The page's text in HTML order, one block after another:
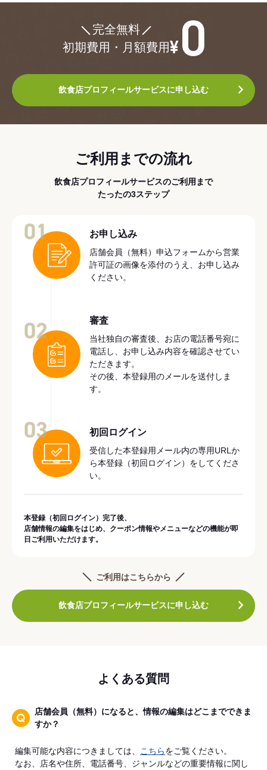
完全無料
初期費用・月額費用
飲食店プロフィールサービスに申し込む
ご利用までの流れ
飲食店プロフィールサービスのご利用まで
たったの3ステップ
お申し込み
店舗会員（無料）申込フォームから営業
許可証の画像を添付のうえ、お申し込み
ください。
審査
当社独自の審査後、お店の電話番号宛に
電話し、お申し込み内容を確認させてい
ただきます。
その後、本登録用のメールを送付しま
す。
初回ログイン
受信した本登録用メール内の専用URLか
ら本登録（初回ログイン）をしてくださ
い。
本登録（初回ログイン）完了後、
店舗情報の編集をはじめ、クーポン情報やメニューなどの機能が即
日ご利用いただけます。
ご利用はこちらから
飲食店プロフィールサービスに申し込む
よくある質問
店舗会員（無料）になると、情報の編集はどこまでできま
すか？
編集可能な内容につきましては、 こちらをご覧ください。
なお、店名や住所、電話番号、ジャンルなどの重要情報に関し